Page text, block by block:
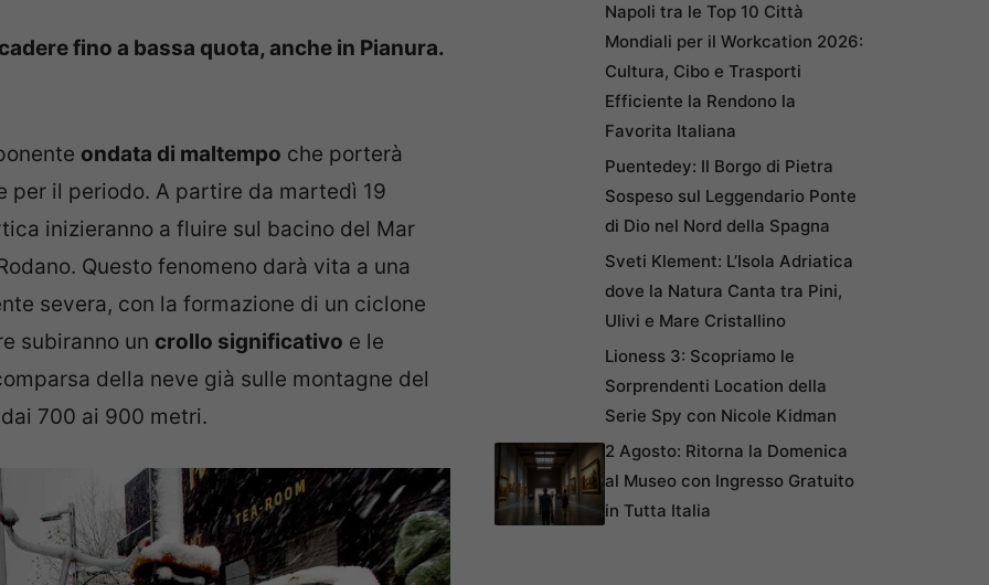
fino a bassa quota, anche in Pianura.
ondata di maltempo che porterà
per il periodo. A partire da martedì 19
inizieranno a fluire sul bacino del Mar
Questo fenomeno darà vita a una
severa, con la formazione di un ciclone
subiranno un crollo significativo e le
della neve già sulle montagne del
700 ai 900 metri.
Napoli tra le Top 10 Città
Mondiali per il Workcation 2026:
Cultura, Cibo e Trasporti
Efficiente la Rendono la
Favorita Italiana
Puentedey: Il Borgo di Pietra
Sospeso sul Leggendario Ponte
di Dio nel Nord della Spagna
Sveti Klement: L’Isola Adriatica
dove la Natura Canta tra Pini,
Ulivi e Mare Cristallino
Lioness 3: Scopriamo le
Sorprendenti Location della
Serie Spy con Nicole Kidman
2 Agosto: Ritorna la Domenica
al Museo con Ingresso Gratuito
in Tutta Italia